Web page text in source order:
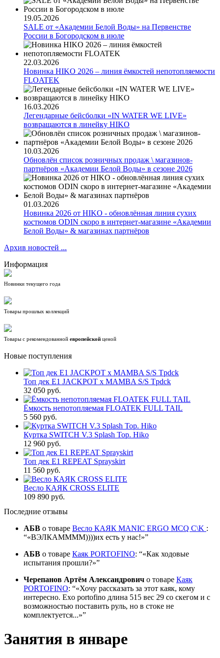
19.05.2026
SALE от «Академии Белой Воды» на Первенстве
России в Богородском в июле
22.03.2026
Новинка HIKO 2026 – линия ёмкостей непотопляемости
FLOATEK
16.03.2026
Легендарные бейсболки «IN WATER WE LIVE»
возвращаются в линейку HIKO
10.03.2026
Обновлён список розничных продаж \ магазинов-
партнёров «Академии Белой Воды» в сезоне 2026
01.03.2026
Новинка 2026 от HIKO - обновлённая линия сухих
костюмов ODIN скоро в интернет-магазине «Академии
Белой Воды» & магазинах партнёров
Архив новостей ...
Информация
Новинки текущего года
Товары прошлых коллекций
Товары с рекомендованной европейской ценой
Новые поступления
Топ дек E1 JACKPOT x MAMBA S/S Tpdck
32 050 руб.
Ёмкость непотопляемая FLOATEK FULL TAIL
5 560 руб.
Куртка SWITCH V.3 Splash Top. Hiko
12 960 руб.
Топ дек E1 REPEAT Sprayskirt
11 560 руб.
Весло КАЯК CROSS ELITE
109 890 руб.
Последние отзывы
АБВ о товаре Весло КАЯК MANIC ERGO MCQ C\K :
«ВЭЛКАММММ))))их есть у нас!»
АБВ о товаре Каяк PORTOFINO:
«Как ходовые
испытания прошли?»
Черепанов Артём Александрович о товаре Каяк
PORTOFINO:
«Хочу рассказать за этот каяк, кому
интересно. Exo portofino длина 515 вес 29 со скегом и с
возможностью поставить руль, но в стоке не
комплектуется...»
Занятия в январе